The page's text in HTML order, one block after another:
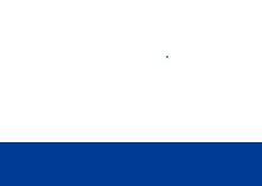
Comece a receber